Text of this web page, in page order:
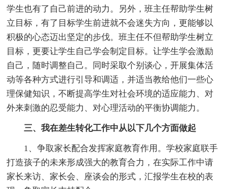
学生也有了自己前进的动力。另外，班主任帮助学生树
立目标，有了目标学生前进就不会迷失方向，更能够以
积极的心态迈出坚定的步伐。班主任不但帮助学生树立
目标，更要让学生自己学会制定目标。让学生学会激励
自己，随时调整自己。同时采取个别谈心，开展集体活
动等各种方式进行引导和调适，并适当教给他们一些心
理保健知识，不断提高学生对社会环境的适应能力、对
外来刺激的忍受能力、对心理活动的平衡协调能力。
三、我在差生转化工作中从以下几个方面做起
1、争取家长配合发挥家庭教育作用。学校家庭联手
打造孩子的未来形成强大的教育合力，在实际工作中请
家长来访、家长会、座谈会的形式，汇报学生在校的表